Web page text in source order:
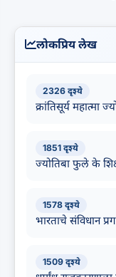
लोकप्रिय लेख
2326 दृश्ये
क्रांतिसूर्य महात्मा
1851 दृश्ये
ज्योतिबा फुले के
1578 दृश्ये
भारताचे संविधान
1509 दृश्ये